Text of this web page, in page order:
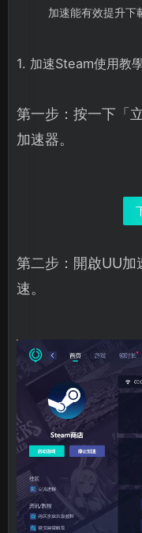
加速能有效提升下
1. 加速Steam使用教
第一步：按一下「
加速器。
第二步：開啟UU加
速。